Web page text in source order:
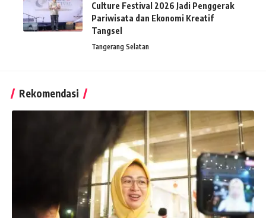
Culture Festival 2026 Jadi Penggerak
Pariwisata dan Ekonomi Kreatif
Tangsel
Tangerang Selatan
Rekomendasi